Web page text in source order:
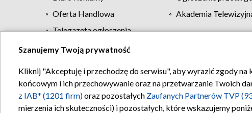
Oferta Handlowa
Akademia
Telegazeta ogłoszenia
Regulamin TVP
Szanujemy Twoją prywatność
Kliknij "Akceptuję i przechodzę do serwisu", aby wyrazić zgody
końcowym i ich przechowywanie oraz na przetwarzanie Twoich
z IAB* (1201 firm)oraz pozostałych Zaufanych Partnerów TVP
mierzenia ich skuteczności) i pozostałych, które wskazujemy